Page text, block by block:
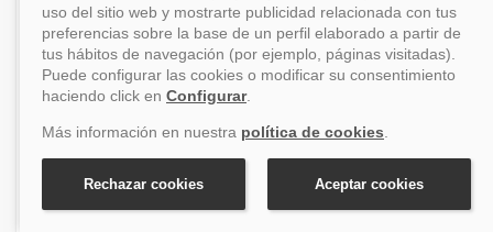
5 días
Celebrity Solstice
Oportunidad: